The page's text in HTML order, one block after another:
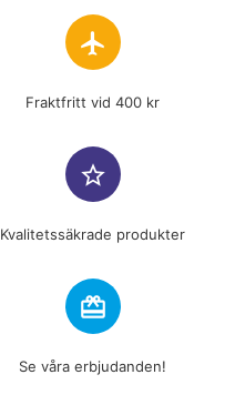
flight
Fraktfritt vid 400 kr
star_border
Kvalitetssäkrade produkter
redeem
Se våra erbjudanden!